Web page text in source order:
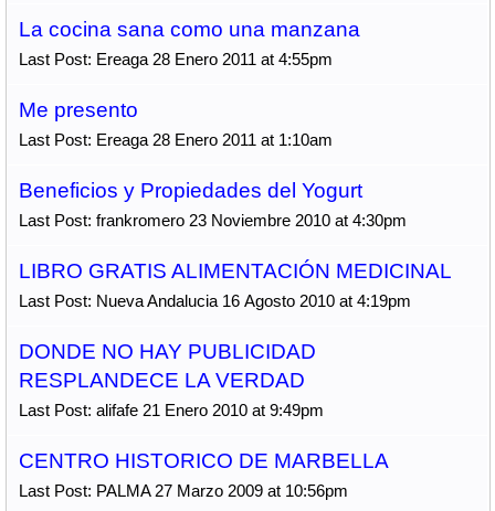
La cocina sana como una manzana
Last Post: Ereaga 28 Enero 2011 at 4:55pm
Me presento
Last Post: Ereaga 28 Enero 2011 at 1:10am
Beneficios y Propiedades del Yogurt
Last Post: frankromero 23 Noviembre 2010 at 4:30pm
LIBRO GRATIS ALIMENTACIÓN MEDICINAL
Last Post: Nueva Andalucia 16 Agosto 2010 at 4:19pm
DONDE NO HAY PUBLICIDAD
RESPLANDECE LA VERDAD
Last Post: alifafe 21 Enero 2010 at 9:49pm
CENTRO HISTORICO DE MARBELLA
Last Post: PALMA 27 Marzo 2009 at 10:56pm